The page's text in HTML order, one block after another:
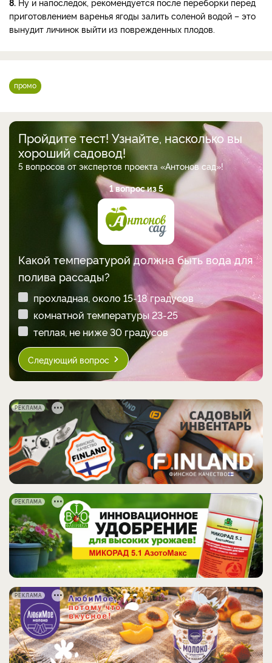
приготовлением варенья ягоды залить соленой водой – это
вынудит личинок выйти из поврежденных плодов.
промо
Пройдите тест! Узнайте, насколько вы
хороший садовод!
5 вопросов от экспертов проекта «Антонов сад»!
1 вопрос из 5
Какой температурой должна быть вода для
полива рассады?
прохладная, около 15-18 градусов
комнатной температуры 23-25
теплая, не ниже 30 градусов
Следующий вопрос
РЕКЛАМА
РЕКЛАМА
РЕКЛАМА